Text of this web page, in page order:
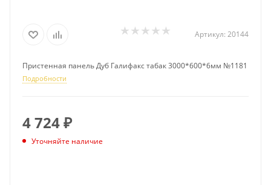
Артикул: 20144
Пристенная панель Дуб Галифакс табак 3000*600*6мм №1181
Подробности
4 724₽
Уточняйте наличие